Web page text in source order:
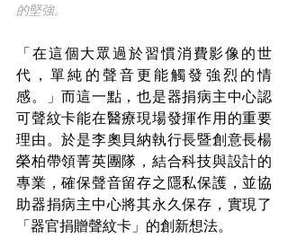
的堅強。
「在這個大眾過於習慣消費影像的世
代，單純的聲音更能觸發強烈的情
感。」而這一點，也是器捐病主中心認
可聲紋卡能在醫療現場發揮作用的重要
理由。於是李奧貝納執行長暨創意長楊
榮柏帶領菁英團隊，結合科技與設計的
專業，確保聲音留存之隱私保護，並協
助器捐病主中心將其永久保存，實現了
「器官捐贈聲紋卡」的創新想法。